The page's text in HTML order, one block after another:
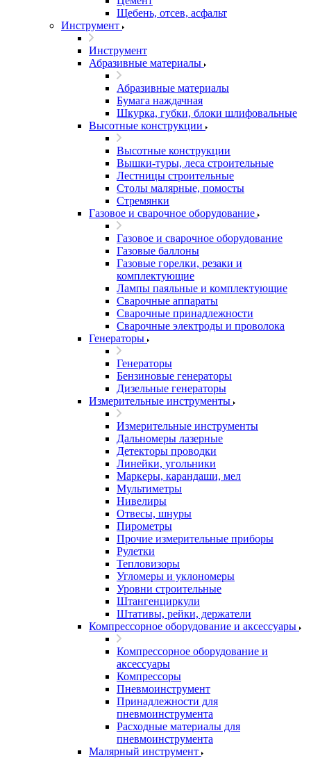
Щебень, отсев, асфальт
Инструмент
Инструмент
Абразивные материалы
Абразивные материалы
Бумага наждачная
Шкурка, губки, блоки шлифовальные
Высотные конструкции
Высотные конструкции
Вышки-туры, леса строительные
Лестницы строительные
Столы малярные, помосты
Стремянки
Газовое и сварочное оборудование
Газовое и сварочное оборудование
Газовые баллоны
Газовые горелки, резаки и
комплектующие
Лампы паяльные и комплектующие
Сварочные аппараты
Сварочные принадлежности
Сварочные электроды и проволока
Генераторы
Генераторы
Бензиновые генераторы
Дизельные генераторы
Измерительные инструменты
Измерительные инструменты
Дальномеры лазерные
Детекторы проводки
Линейки, угольники
Маркеры, карандаши, мел
Мультиметры
Нивелиры
Отвесы, шнуры
Пирометры
Прочие измерительные приборы
Рулетки
Тепловизоры
Угломеры и уклономеры
Уровни строительные
Штангенциркули
Штативы, рейки, держатели
Компрессорное оборудование и аксессуары
Компрессорное оборудование и
аксессуары
Компрессоры
Пневмоинструмент
Принадлежности для
пневмоинструмента
Расходные материалы для
пневмоинструмента
Малярный инструмент